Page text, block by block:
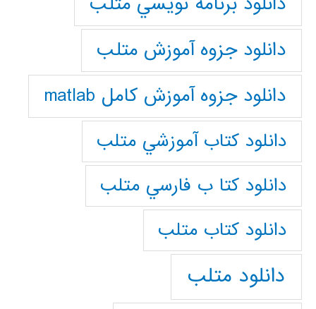
دانلود جزوه آموزش متلب
دانلود جزوه آموزش کامل matlab
دانلود كتاب آموزشي متلب
دانلود كتا ب فارسي متلب
دانلود كتاب متلب
دانلود متلب